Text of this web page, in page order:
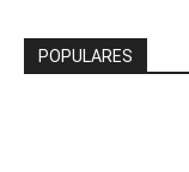
POPULARES